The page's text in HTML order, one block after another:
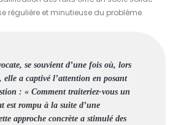
régulière et minutieuse du problème.
se souvient d’une fois où, lors
elle a captivé l’attention en posant
: « Comment traiteriez-vous un
est rompu à la suite d’une
approche concrète a stimulé des